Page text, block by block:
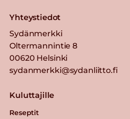
Yhteystiedot
Sydänmerkki
Oltermannintie 8
00620 Helsinki
sydanmerkki@sydanliitto.fi
Kuluttajille
Reseptit